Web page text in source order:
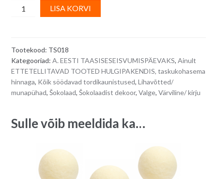
Suured
PEPPER,
E171-
vabad
-
quantity
LISA KORVI
n
t
e
Tootekood: TS018
Kategooriad: A. EESTI TAASISESEISVUMISPÄEVAKS, Ainult
ETTETELLITAVAD TOOTED HULGIPAKENDIS, taskukohasema
hinnaga, Kõik söödavad tordikaunistused, Lihavõtted/
munapühad, Šokolaad, Šokolaadist dekoor, Valge, Värviline/ kirju
Sulle võib meeldida ka…